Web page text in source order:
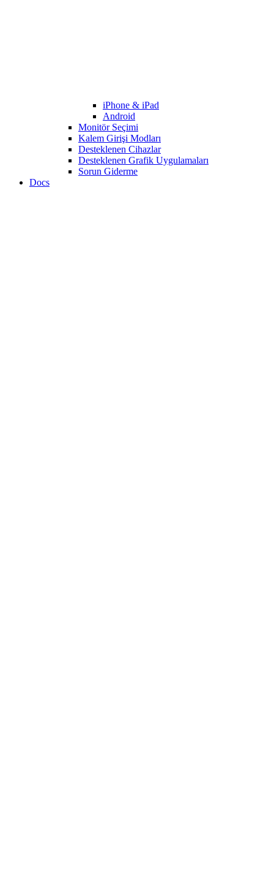
iPhone & iPad
Android
Monitör Seçimi
Kalem Girişi Modları
Desteklenen Cihazlar
Desteklenen Grafik Uygulamaları
Sorun Giderme
Docs